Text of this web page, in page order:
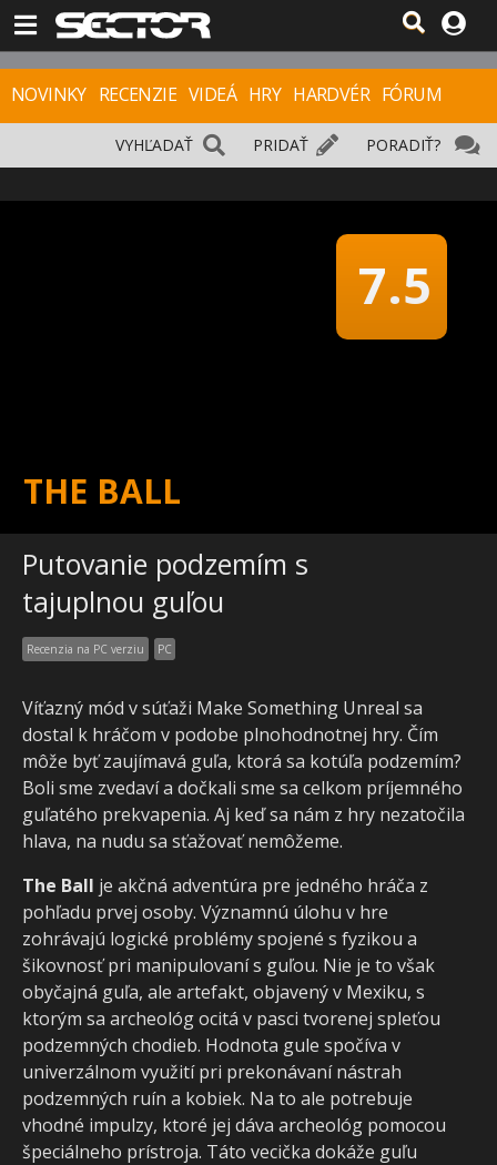
NOVINKY RECENZIE VIDEÁ HRY HARDVÉR FÓRUM
PORADIŤ?
PRIDAŤ
VYHĽADAŤ
THE BALL
7.5
Putovanie podzemím s
tajuplnou guľou
Recenzia na PC verziu PC
Víťazný mód v súťaži Make Something Unreal sa
dostal k hráčom v podobe plnohodnotnej hry. Čím
môže byť zaujímavá guľa, ktorá sa kotúľa podzemím?
Boli sme zvedaví a dočkali sme sa celkom príjemného
guľatého prekvapenia. Aj keď sa nám z hry nezatočila
hlava, na nudu sa sťažovať nemôžeme.
The Ball je akčná adventúra pre jedného hráča z
pohľadu prvej osoby. Významnú úlohu v hre
zohrávajú logické problémy spojené s fyzikou a
šikovnosť pri manipulovaní s guľou. Nie je to však
obyčajná guľa, ale artefakt, objavený v Mexiku, s
ktorým sa archeológ ocitá v pasci tvorenej spleťou
podzemných chodieb. Hodnota gule spočíva v
univerzálnom využití pri prekonávaní nástrah
podzemných ruín a kobiek. Na to ale potrebuje
vhodné impulzy, ktoré jej dáva archeológ pomocou
špeciálneho prístroja. Táto vecička dokáže guľu